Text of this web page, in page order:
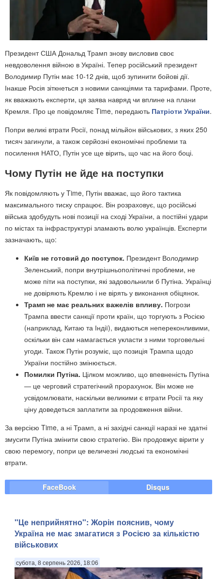
Президент США Дональд Трамп знову висловив своє
невдоволення війною в Україні. Тепер російський президент
Володимир Путін має 10-12 днів, щоб зупинити бойові дії.
Інакше Росія зіткнеться з новими санкціями та тарифами. Проте,
як вважають експерти, ця заява навряд чи вплине на плани
Кремля. Про це повідомляє Time, передають Патріоти України.
Попри великі втрати Росії, понад мільйон військових, з яких 250
тисяч загинули, а також серйозні економічні проблеми та
посилення НАТО, Путін усе ще вірить, що час на його боці.
Чому Путін не йде на поступки
Як повідомляють у Time, Путін вважає, що його тактика
максимального тиску спрацює. Він розраховує, що російські
війська здобудуть нові позиції на сході України, а постійні удари
по містах та інфраструктурі зламають волю українців. Експерти
зазначають, що:
Київ не готовий до поступок. Президент Володимир
Зеленський, попри внутрішньополітичні проблеми, не
може піти на поступки, які задовольнили б Путіна. Українці
не довіряють Кремлю і не вірять у виконання обіцянок.
Трамп не має реальних важелів впливу. Погрози
Трампа ввести санкції проти країн, що торгують з Росією
(наприклад, Китаю та Індії), видаються непереконливими,
оскільки він сам намагається укласти з ними торговельні
угоди. Також Путін розуміє, що позиція Трампа щодо
України постійно змінюється.
Помилки Путіна. Цілком можливо, що впевненість Путіна
— це черговий стратегічний прорахунок. Він може не
усвідомлювати, наскільки великими є втрати Росії та яку
ціну доведеться заплатити за продовження війни.
За версією Time, а ні Трамп, а ні західні санкції наразі не здатні
змусити Путіна змінити свою стратегію. Він продовжує вірити у
свою перемогу, попри це величезні людські та економічні
втрати.
FaceBook Disqus
"Це неприйнятно": Жорін пояснив, чому
Україна не має змагатися з Росією за кількістю
військових
субота, 8 серпень 2026, 18:06